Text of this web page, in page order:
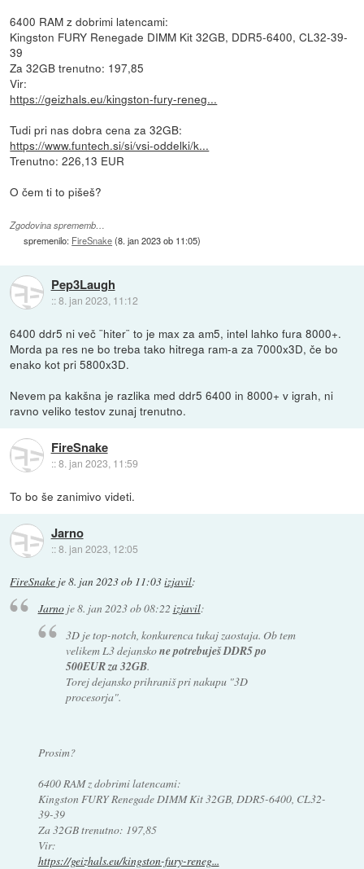
6400 RAM z dobrimi latencami:
Kingston FURY Renegade DIMM Kit 32GB, DDR5-6400, CL32-39-
39
Za 32GB trenutno: 197,85
Vir:
https://geizhals.eu/kingston-fury-reneg...
Tudi pri nas dobra cena za 32GB:
https://www.funtech.si/si/vsi-oddelki/k...
Trenutno: 226,13 EUR
O čem ti to pišeš?
Zgodovina sprememb…
spremenilo: FireSnake(8. jan 2023 ob 11:05)
Pep3Laugh
::8. jan 2023, 11:12
6400 ddr5 ni več ¨hiter¨ to je max za am5, intel lahko fura 8000+.
Morda pa res ne bo treba tako hitrega ram-a za 7000x3D, če bo
enako kot pri 5800x3D.
Nevem pa kakšna je razlika med ddr5 6400 in 8000+ v igrah, ni
ravno veliko testov zunaj trenutno.
FireSnake
::8. jan 2023, 11:59
To bo še zanimivo videti.
Jarno
::8. jan 2023, 12:05
FireSnake je8. jan 2023 ob 11:03izjavil:
Jarnoje8. jan 2023 ob 08:22 izjavil:
3D je top-notch, konkurenca tukaj zaostaja. Ob tem
velikem L3 dejanskone potrebuješ DDR5 po
500EUR za 32GB.
Torej dejansko prihraniš pri nakupu "3D
procesorja".
Prosim?
6400 RAM z dobrimi latencami:
Kingston FURY Renegade DIMM Kit 32GB, DDR5-6400, CL32-
39-39
Za 32GB trenutno: 197,85
Vir:
https://geizhals.eu/kingston-fury-reneg...